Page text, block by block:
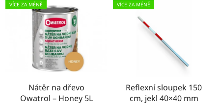
VÍCE ZA MÉNĚ
Nátěr na dřevo
Owatrol – Honey 5L
VÍCE ZA MÉNĚ
Reflexní sloupek 150
cm, jekl 40×40 mm